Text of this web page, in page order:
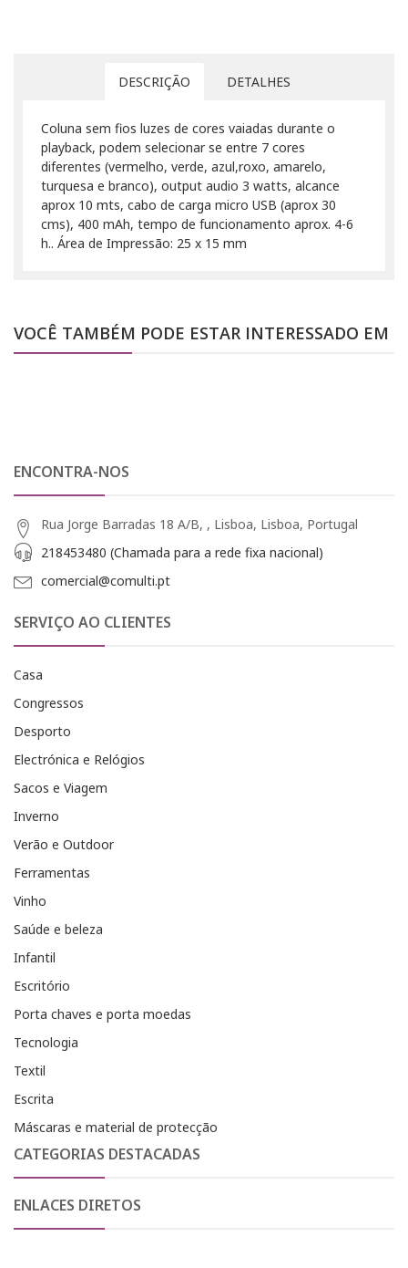
DESCRIÇÃO DETALHES
Coluna sem fios luzes de cores vaiadas durante o
playback, podem selecionar se entre 7 cores
diferentes (vermelho, verde, azul,roxo, amarelo,
turquesa e branco), output audio 3 watts, alcance
aprox 10 mts, cabo de carga micro USB (aprox 30
cms), 400 mAh, tempo de funcionamento aprox. 4-6
h.. Área de Impressão: 25 x 15 mm
VOCÊ TAMBÉM PODE ESTAR INTERESSADO EM
ENCONTRA-NOS
Rua Jorge Barradas 18 A/B, , Lisboa, Lisboa, Portugal
218453480 (Chamada para a rede fixa nacional)
comercial@comulti.pt
SERVIÇO AO CLIENTES
Casa
Congressos
Desporto
Electrónica e Relógios
Sacos e Viagem
Inverno
Verão e Outdoor
Ferramentas
Vinho
Saúde e beleza
Infantil
Escritório
Porta chaves e porta moedas
Tecnologia
Textil
Escrita
Máscaras e material de protecção
CATEGORIAS DESTACADAS
ENLACES DIRETOS